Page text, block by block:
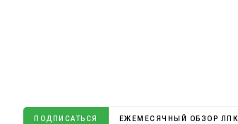
ПОДПИСАТЬСЯ ЕЖЕМЕСЯЧНЫЙ ОБЗОР ЛПК